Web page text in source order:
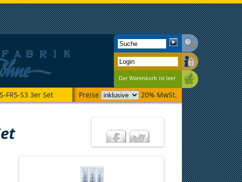
Der Warenkorb ist leer
Preise 20% MwSt.
FR5-S3 3er Set